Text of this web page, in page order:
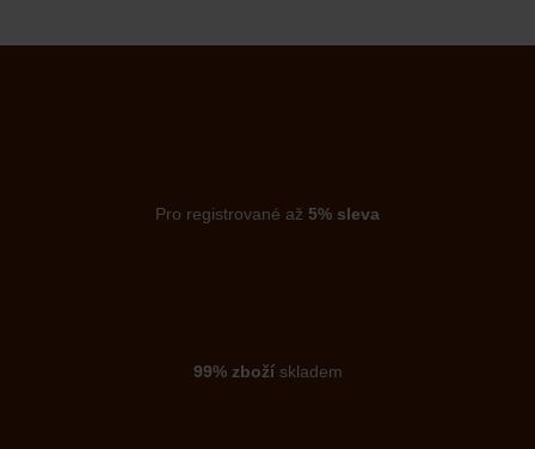
Pro registrované až 5% sleva
99% zbožískladem